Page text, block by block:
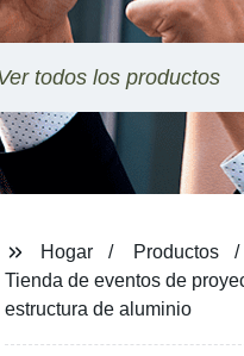
Ver
Hogar
Productos
Tienda de eventos de
estructura de aluminio